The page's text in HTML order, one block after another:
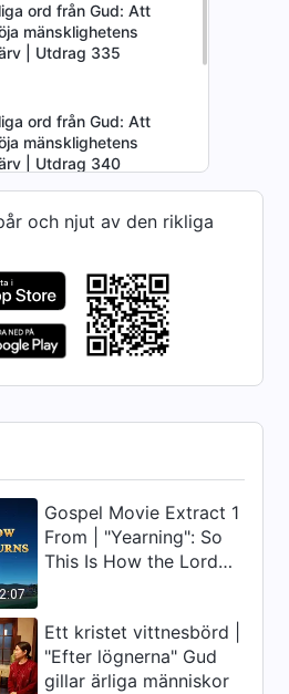
ord från Gud: Att
mänsklighetens
| Utdrag 335
ord från Gud: Att
mänsklighetens
| Utdrag 340
ord från Gud: Att
mänsklighetens
| Utdrag 341
ord från Gud: Att
mänsklighetens
| Utdrag 342
ord från Gud: Att
och njut av den rikliga
Gospel Movie Extract 1
From | "Yearning": So
This Is How the Lord
Ett kristet vittnesbörd |
"Efter lögnerna" Gud
gillar ärliga människor